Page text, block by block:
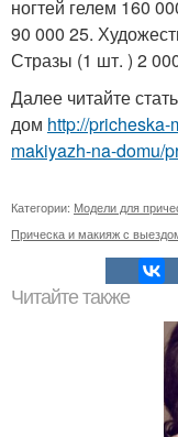
ногтей гелем 160
90 000 25.
Стразы (1 шт. ) 2
Далее читайте
дом http://
makiyazh-na-domu/
Категории: Модели для
Прическа и макияж с
Читайте также